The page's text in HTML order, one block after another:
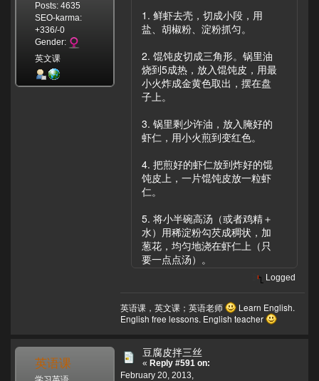
Posts: 4635
SEO-karma:
+336/-0
Gender:
英文课
1. 鲜虾去壳，切成小段，用
盐、胡椒粉、淀粉抓匀。
2. 馄饨皮切成三角形。锅里油
烧到5成热，放入馄饨皮，用最
小火炸成金黄色取出，摆在盘
子上。
3. 锅里剩少许油，放入腌好的
虾仁，用小火煎到变红色。
4. 把煎好的虾仁放到炸好的馄
饨皮上，一片馄饨皮放一粒虾
仁。
5. 将小半碗高汤（或者鸡精＋
水）用稀淀粉勾芡成稠状，加
葱花，均匀地浇在虾仁上（只
要一点点汤）。
Logged
英语课，英文课；英语老师
Learn English.
English free lessons. English teacher
英语课
豆腐皮拌三丝
« Reply #591 on:
February 20, 2013,